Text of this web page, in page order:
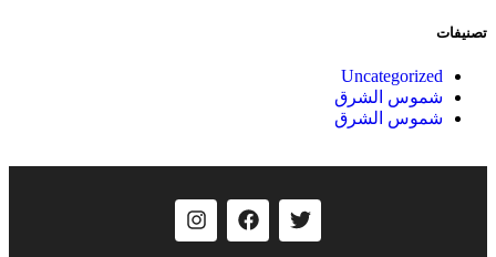
Uncategorized
شموس الشرق
شموس الشرق